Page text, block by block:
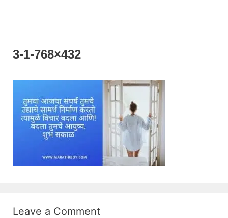
3-1-768×432
Leave a Comment